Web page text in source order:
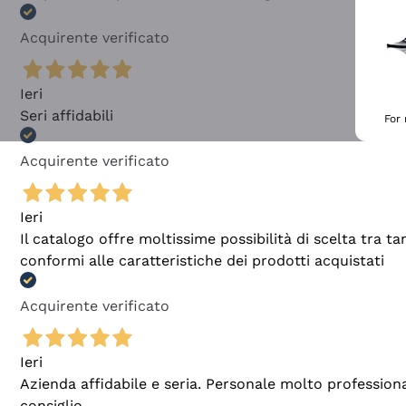
Acquirente verificato
Ieri
Seri affidabili
Acquirente verificato
Ieri
Il catalogo offre moltissime possibilità di scelta tra
conformi alle caratteristiche dei prodotti acquistati
Acquirente verificato
Ieri
Azienda affidabile e seria. Personale molto
For